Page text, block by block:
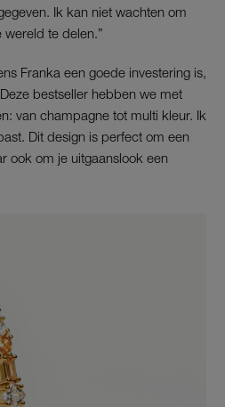
Ik kan niet wachten om
te delen.”
Franka een goede investering is,
bestseller hebben we met
van champagne tot multi kleur. Ik
Dit design is perfect om een
ook om je uitgaanslook een